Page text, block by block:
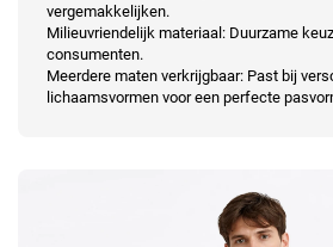
vergemakkelijken.
Milieuvriendelijk materiaal: Duurzame
consumenten.
Meerdere maten verkrijgbaar: Past bij
lichaamsvormen voor een perfecte